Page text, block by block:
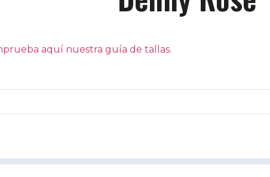
aquí nuestra guía de tallas.